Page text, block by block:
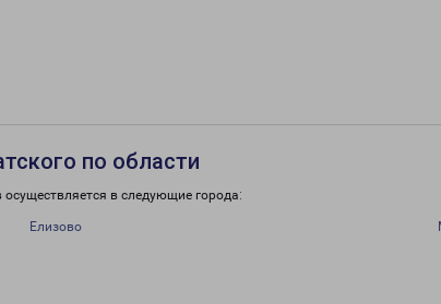
по области
в следующие города:
Елизово